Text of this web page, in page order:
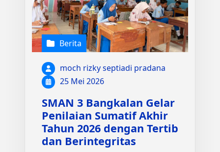
Berita
moch rizky septiadi pradana
25 Mei 2026
SMAN 3 Bangkalan Gelar
Penilaian Sumatif Akhir
Tahun 2026 dengan Tertib
dan Berintegritas